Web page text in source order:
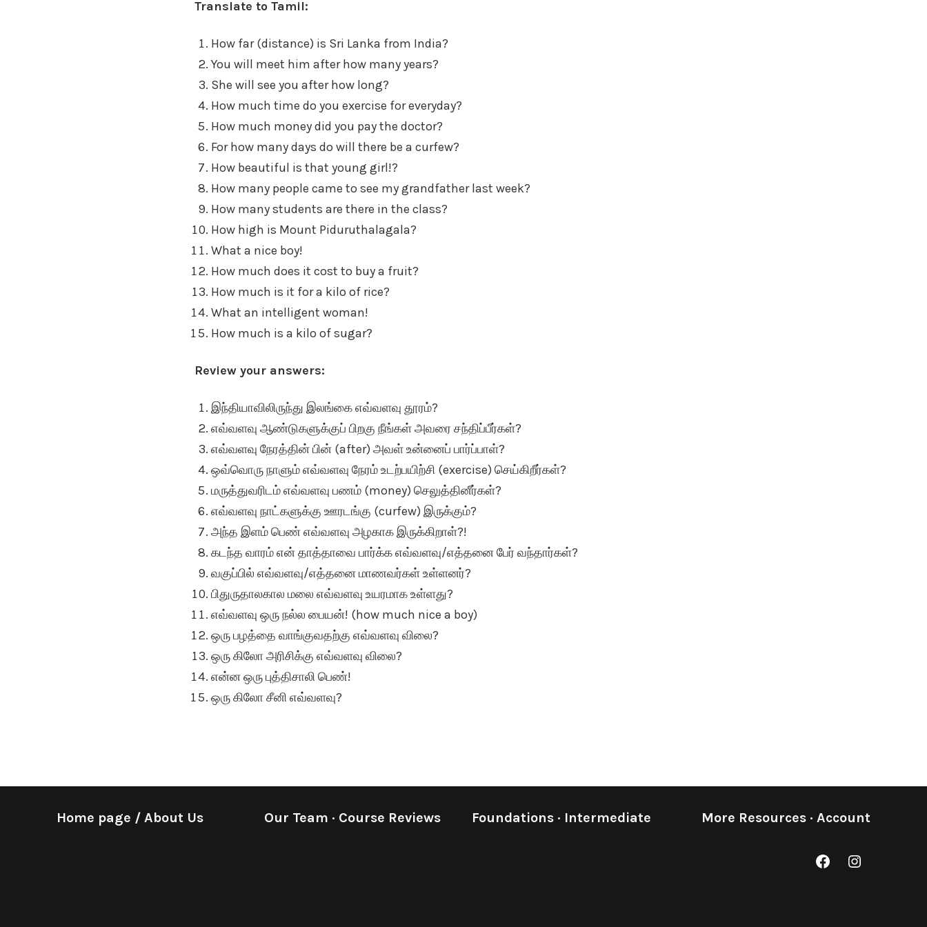
Translate to Tamil:
How far (distance) is Sri Lanka from India?
You will meet him after how many years?
She will see you after how long?
How much time do you exercise for everyday?
How much money did you pay the doctor?
For how many days do will there be a curfew?
How beautiful is that young girl!?
How many people came to see my grandfather last week?
How many students are there in the class?
How high is Mount Piduruthalagala?
What a nice boy!
How much does it cost to buy a fruit?
How much is it for a kilo of rice?
What an intelligent woman!
How much is a kilo of sugar?
Review your answers:
இந்தியாவிலிருந்து இலங்கை எவ்வளவு தூரம்?
எவ்வளவு ஆண்டுகளுக்குப் பிறகு நீங்கள் அவரை சந்திப்பீர்கள்?
எவ்வளவு நேரத்தின் பின் (after) அவள் உன்னைப் பார்ப்பாள்?
ஒவ்வொரு நாளும் எவ்வளவு நேரம் உடற்பயிற்சி (exercise) செய்கிறீர்கள்?
மருத்துவரிடம் எவ்வளவு பணம் (money) செலுத்தினீர்கள்?
எவ்வளவு நாட்களுக்கு ஊரடங்கு (curfew) இருக்கும்?
அந்த இளம் பெண் எவ்வளவு அழகாக இருக்கிறாள்?!
கடந்த வாரம் என் தாத்தாவை பார்க்க எவ்வளவு/எத்தனை பேர் வந்தார்கள்?
வகுப்பில் எவ்வளவு/எத்தனை மாணவர்கள் உள்ளனர்?
பிதுருதாலகால மலை எவ்வளவு உயரமாக உள்ளது?
எவ்வளவு ஒரு நல்ல பையன்! (how much nice a boy)
ஒரு பழத்தை வாங்குவதற்கு எவ்வளவு விலை?
ஒரு கிலோ அரிசிக்கு எவ்வளவு விலை?
என்ன ஒரு புத்திசாலி பெண்!
ஒரு கிலோ சீனி எவ்வளவு?
Home page / About Us Our Team · Course Reviews Foundations · Intermediate More Resources · Account
FacebookInstagram